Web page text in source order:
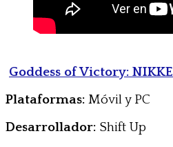
Goddess of Victory: NIKKE
Plataformas: Móvil y PC
Desarrollador: Shift Up